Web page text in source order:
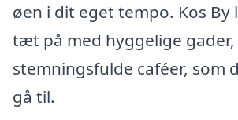
øen i dit eget tempo. Kos By
tæt på med hyggelige
stemningsfulde caféer, som
gå til.